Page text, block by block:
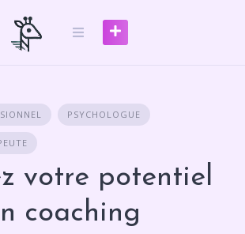
PSYCHOLOGUE
votre potentiel
coaching